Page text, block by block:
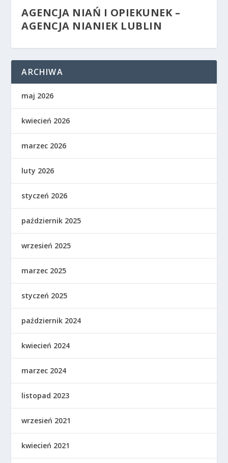
AGENCJA NIAŃ I OPIEKUNEK –
AGENCJA NIANIEK LUBLIN
ARCHIWA
maj 2026
kwiecień 2026
marzec 2026
luty 2026
styczeń 2026
październik 2025
wrzesień 2025
marzec 2025
styczeń 2025
październik 2024
kwiecień 2024
marzec 2024
listopad 2023
wrzesień 2021
kwiecień 2021